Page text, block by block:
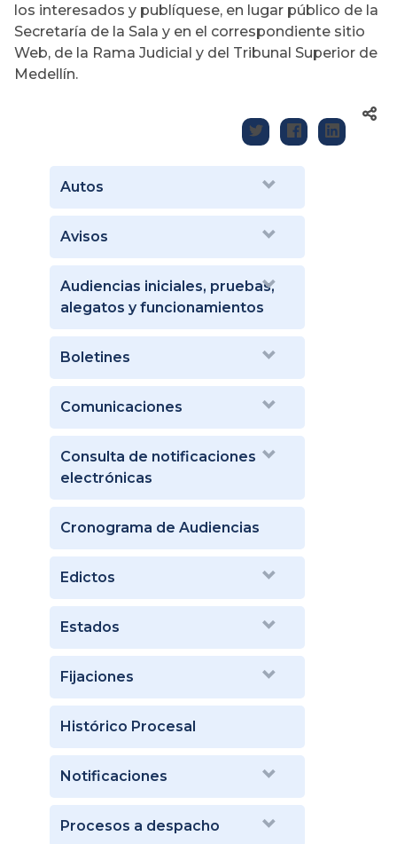
los interesados y publíquese, en lugar público de la
Secretaría de la Sala y en el correspondiente sitio
Web, de la Rama Judicial y del Tribunal Superior de
Medellín.
Autos
Avisos
Audiencias iniciales, pruebas,
alegatos y funcionamientos
Boletines
Comunicaciones
Consulta de notificaciones
electrónicas
Cronograma de Audiencias
Edictos
Estados
Fijaciones
Histórico Procesal
Notificaciones
Procesos a despacho